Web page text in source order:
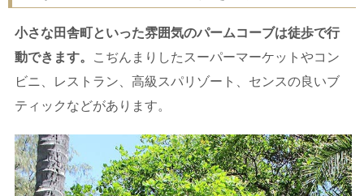
小さな田舎町といった雰囲気のパームコーブは徒歩で行
動できます。
こぢんまりしたスーパーマーケットやコン
ビニ、レストラン、高級スパリゾート、センスの良いブ
ティックなどがあります。